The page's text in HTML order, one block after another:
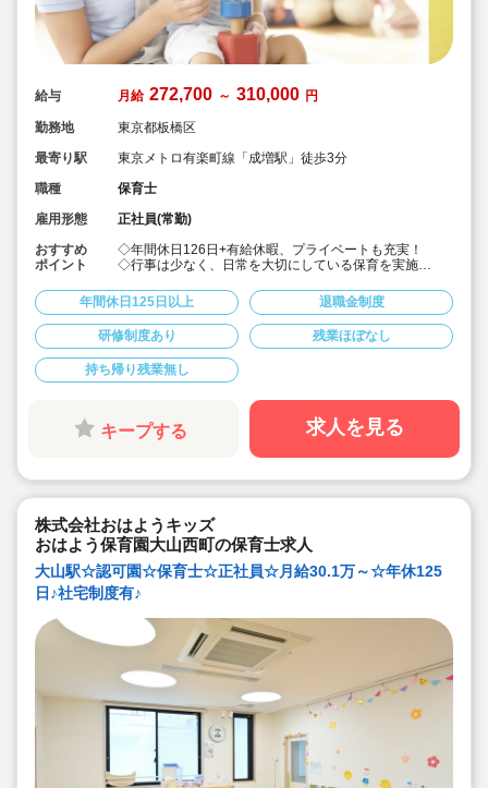
給与 月給 272,700 ～ 310,000 円
勤務地
東京都板橋区
最寄り駅
東京メトロ有楽町線「成増駅」徒歩3分
職種
保育士
雇用形態
正社員(常勤)
おすすめ
ポイント
◇年間休日126日+有給休暇、プライベートも充実！
◇行事は少なく、日常を大切にしている保育を実施
にしています。
◇産休・育休からの復帰（男性の育休実績あり）、時短
勤務実績多数で働きやすい職場です
◇ヘアカラーは自由。髪色の制限なし。
◇20代で経験少ない方もノビノビ働きやすい環境
◇書き物のICT化も進めており持ち帰り業務/残業ほぼな
し。
◇残業した場合の代は1分単位で支給されます
◇子どもが自分の意志や感情を尊重され、自分で選択し
ていくことをあたたかく見守り、子どもが主体の保育を
のような保育園
できる範囲で実施
◇在籍年数や保育経験に合わせた段階的な研修を年間総
計110回以上実施。研修も参加しやすい職場環境です
年間休日125日以上 退職金制度
研修制度あり 残業ほぼなし
持ち帰り残業無し
キープする 求人を見る
株式会社おはようキッズ
おはよう保育園大山西町の保育士求人
大山駅☆認可園☆保育士☆正社員☆月給30.1万～☆年休125
日♪社宅制度有♪